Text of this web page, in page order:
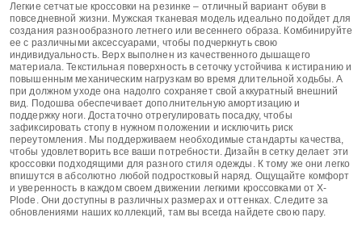
Легкие сетчатые кроссовки на резинке – отличный вариант обуви в
повседневной жизни. Мужская тканевая модель идеально подойдет для
создания разнообразного летнего или весеннего образа. Комбинируйте
ее с различными аксессуарами, чтобы подчеркнуть свою
индивидуальность. Верх выполнен из качественного дышащего
материала. Текстильная поверхность в сеточку устойчива к истиранию и
повышенным механическим нагрузкам во время длительной ходьбы. А
при должном уходе она надолго сохраняет свой аккуратный внешний
вид. Подошва обеспечивает дополнительную амортизацию и
поддержку ноги. Достаточно отрегулировать посадку, чтобы
зафиксировать стопу в нужном положении и исключить риск
переутомления. Мы поддерживаем необходимые стандарты качества,
чтобы удовлетворить все ваши потребности. Дизайн в сетку делает эти
кроссовки подходящими для разного стиля одежды. К тому же они легко
впишутся в абсолютно любой подростковый наряд. Ощущайте комфорт
и уверенность в каждом своем движении легкими кроссовками от X-
Plode. Они доступны в различных размерах и оттенках. Следите за
обновлениями наших коллекций, там вы всегда найдете свою пару.